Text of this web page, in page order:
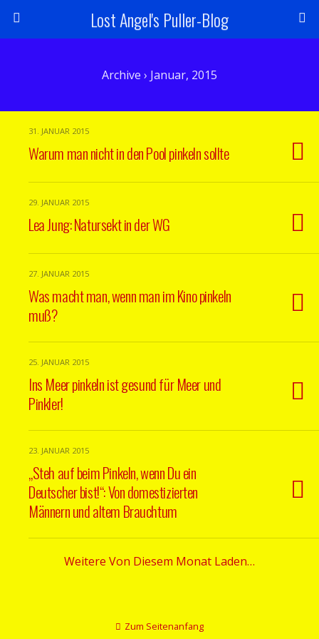
Lost Angel's Puller-Blog
Archive › Januar, 2015
31. JANUAR 2015
Warum man nicht in den Pool pinkeln sollte
29. JANUAR 2015
Lea Jung: Natursekt in der WG
27. JANUAR 2015
Was macht man, wenn man im Kino pinkeln
muß?
25. JANUAR 2015
Ins Meer pinkeln ist gesund für Meer und
Pinkler!
23. JANUAR 2015
„Steh auf beim Pinkeln, wenn Du ein
Deutscher bist!“: Von domestizierten
Männern und altem Brauchtum
Weitere Von Diesem Monat Laden…
Zum Seitenanfang